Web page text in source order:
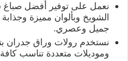
نعمل على توفير أفضل صباغ
الشويخ وبألوان مميزة
جميل وعصري.
وموديلات متعددة تناسب كافة